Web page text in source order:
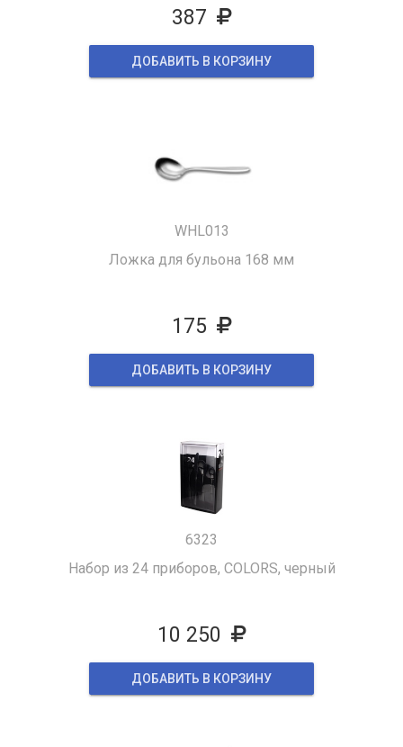
387
ДОБАВИТЬ В КОРЗИНУ
WHL013
Ложка для бульона 168 мм
175
ДОБАВИТЬ В КОРЗИНУ
6323
Набор из 24 приборов, COLORS, черный
10 250
ДОБАВИТЬ В КОРЗИНУ